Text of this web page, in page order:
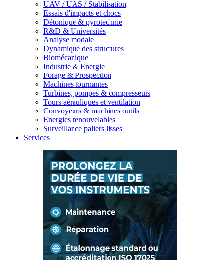
UAV / UAS / Stabilisation
Essais d'impacts et chocs
Détonique & pyrotechnie
R&D & Universités
Analyse modale
Dynamique des structures
Biomécanique
Industrie & Energie
Forage & Prospection
Machines tournantes
Turbines, pompes & compresseurs
Tours aérauliques et ventilation
Convoyeurs & machines outils
Energies renouvelables
Surveillance paliers lisses
Services